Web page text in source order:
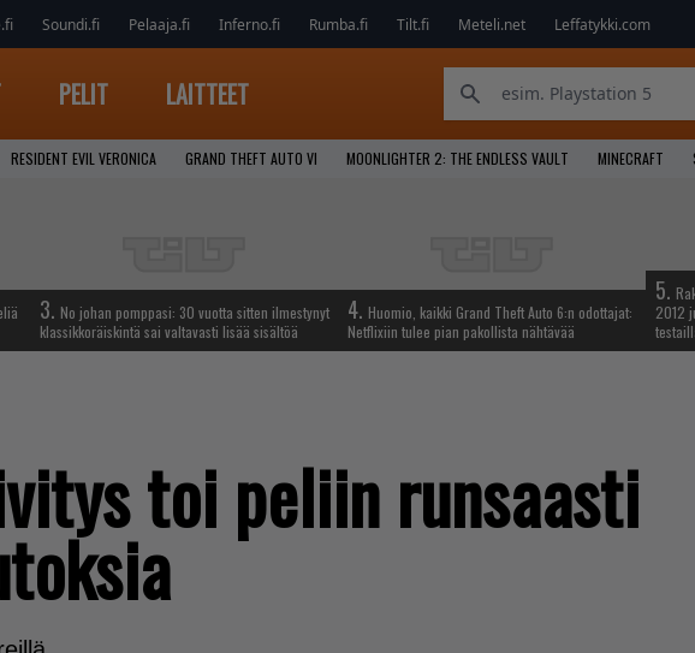
Soundi.fi Pelaaja.fi Inferno.fi Rumba.fi Tilt.fi Meteli.net Leffatykki.com
PELIT LAITTEET
RESIDENT EVIL VERONICA GRAND THEFT AUTO VI MOONLIGHTER 2: THE ENDLESS VAULT MINECRAFT
3. No johan pomppasi: 30 vuotta sitten ilmestynyt
klassikkoräiskintä sai valtavasti lisää sisältöä
4. Huomio, kaikki Grand Theft Auto 6:n odottajat:
Netflixiin tulee pian pakollista nähtävää
5.
2012
toi peliin runsaasti